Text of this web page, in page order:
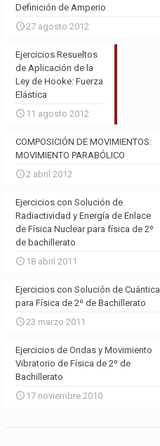
Definición de Amperio
27 agosto 2012
Ejercicios Resueltos
de Aplicación de la
Ley de Hooke: Fuerza
Elástica
11 agosto 2012
COMPOSICIÓN DE MOVIMIENTOS:
MOVIMIENTO PARABÓLICO
2 abril 2012
Ejercicios con Solución de
Radiactividad y Energía de Enlace
de Física Nuclear para física de 2º
de bachillerato
18 abril 2011
Ejercicios con Solución de Cuántica
para Física de 2º de Bachillerato
23 marzo 2011
Ejercicios de Ondas y Movimiento
Vibratorio de Física de 2º de
Bachillerato
17 noviembre 2010